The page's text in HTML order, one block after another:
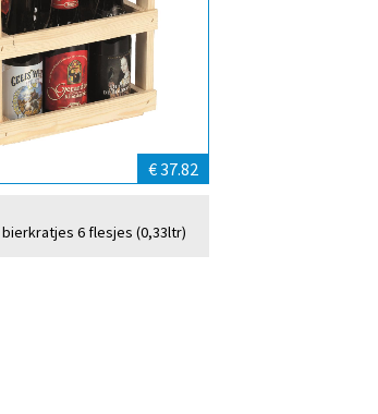
€ 37.82
bierkratjes 6 flesjes (0,33ltr)